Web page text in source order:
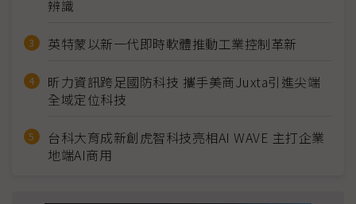
辨識
英特蒙以新一代即時軟體推動工業控制革新
昕力資訊跨足國防科技 攜手美商Juxta引進尖端
全域定位科技
台科大育成新創虎智科技亮相AI WAVE 主打企業
地端AI商用